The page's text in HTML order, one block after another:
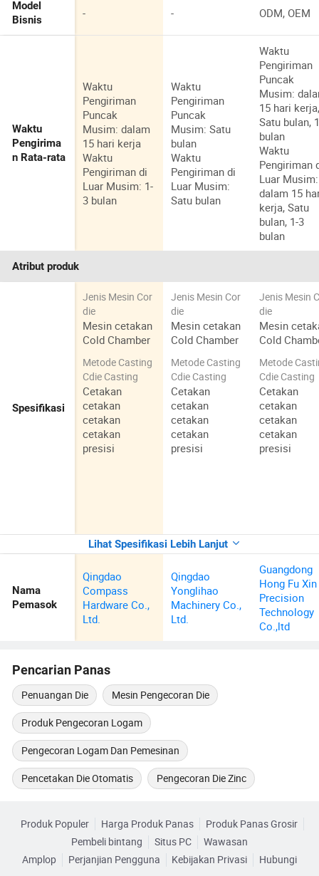
Model
Bisnis
- - ODM, OEM
Waktu
Pengirima
n Rata-rata
Waktu
Pengiriman
Puncak
Musim: dalam
15 hari kerja
Waktu
Pengiriman di
Luar Musim: 1-
3 bulan
Waktu
Pengiriman
Puncak
Musim: Satu
bulan
Waktu
Pengiriman di
Luar Musim:
Satu bulan
Waktu
Pengiriman
Puncak
Musim:
15 hari
Satu bulan,
bulan
Waktu
Pengiriman
Luar Musim:
dalam 15
kerja, Satu
bulan, 1-3
bulan
Atribut produk
Spesifikasi
Jenis Mesin Cor
die
Mesin cetakan
Cold Chamber
Metode Casting
Cdie Casting
Cetakan
cetakan
cetakan
cetakan
presisi
Jenis Mesin Cor
die
Mesin cetakan
Cold Chamber
Metode Casting
Cdie Casting
Cetakan
cetakan
cetakan
cetakan
presisi
Jenis Mesin
die
Mesin
Cold
Metode
Cdie Casting
Cetakan
cetakan
cetakan
cetakan
presisi
Lihat Spesifikasi Lebih Lanjut
Nama
Pemasok
Qingdao
Compass
Hardware Co.,
Ltd.
Qingdao
Yonglihao
Machinery Co.,
Ltd.
Guangdong
Hong Fu Xin
Precision
Technology
Co.,ltd
Pencarian Panas
Penuangan Die Mesin Pengecoran Die
Produk Pengecoran Logam
Pengecoran Logam Dan Pemesinan
Pencetakan Die Otomatis Pengecoran Die Zinc
Produk Populer Harga Produk Panas
Produk Panas Grosir
Pembeli bintang
Situs PC
Wawasan
Amplop
Perjanjian Pengguna Kebijakan Privasi
Hubungi